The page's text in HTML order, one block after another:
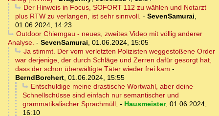
Der Hinweis in Focus, SOFORT 112 zu wählen und Notarzt
plus RTW zu verlangen, ist sehr sinnvoll. - SevenSamurai,
01.06.2024, 14:23
Outdoor Chiemgau - neues, zweites Video mit völlig anderer
Analyse. - SevenSamurai, 01.06.2024, 15:05
Ja stimmt. Der vom verletzten Polizisten weggestoßene Order
war derjenige, der durch Schläge und Zerren dafür gesorgt hat,
dass der schon überwältigte Täter wieder frei kam -
BerndBorchert, 01.06.2024, 15:55
Entschuldige meine drastische Wortwahl, aber deine
Schnellschüsse sind einfach nur semantischer und
grammatikalischer Sprachmüll, - Hausmeister, 01.06.2024,
16:10